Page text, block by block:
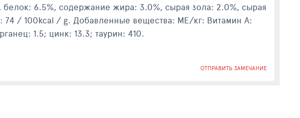
6.5%, содержание жира: 3.0%, сырая зола: 2.0%, сырая
74 / 100kcal / g. Добавленные вещества: МЕ/кг: Витамин А:
1.5; цинк: 13.3; таурин: 410.
комнатной температуры. Следите, чтобы у Вашей кошки
ОТПРАВИТЬ ЗАМЕЧАНИЕ